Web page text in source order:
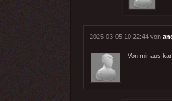
2025-03-05 10:22:44 von
Von mir aus